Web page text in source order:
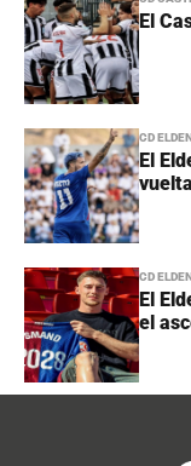
El
CD
El
CD
El
el